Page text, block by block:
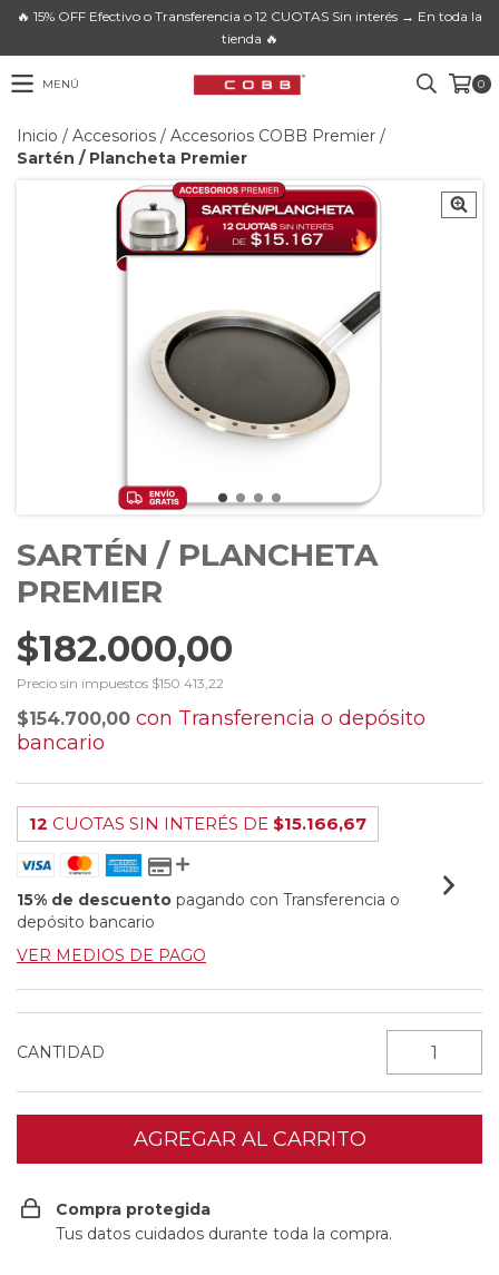
🔥 15% OFF Efectivo o Transferencia o 12 CUOTAS Sin interés → En toda la
tienda 🔥
MENÚ 0
Inicio / Accesorios / Accesorios COBB Premier /
Sartén / Plancheta Premier
SARTÉN / PLANCHETA
PREMIER
$182.000,00
Precio sin impuestos $150.413,22
$154.700,00 con Transferencia o depósito
bancario
12 CUOTAS SIN INTERÉS DE $15.166,67
15% de descuento pagando con Transferencia o
depósito bancario
VER MEDIOS DE PAGO
CANTIDAD
Compra protegida
Tus datos cuidados durante toda la compra.